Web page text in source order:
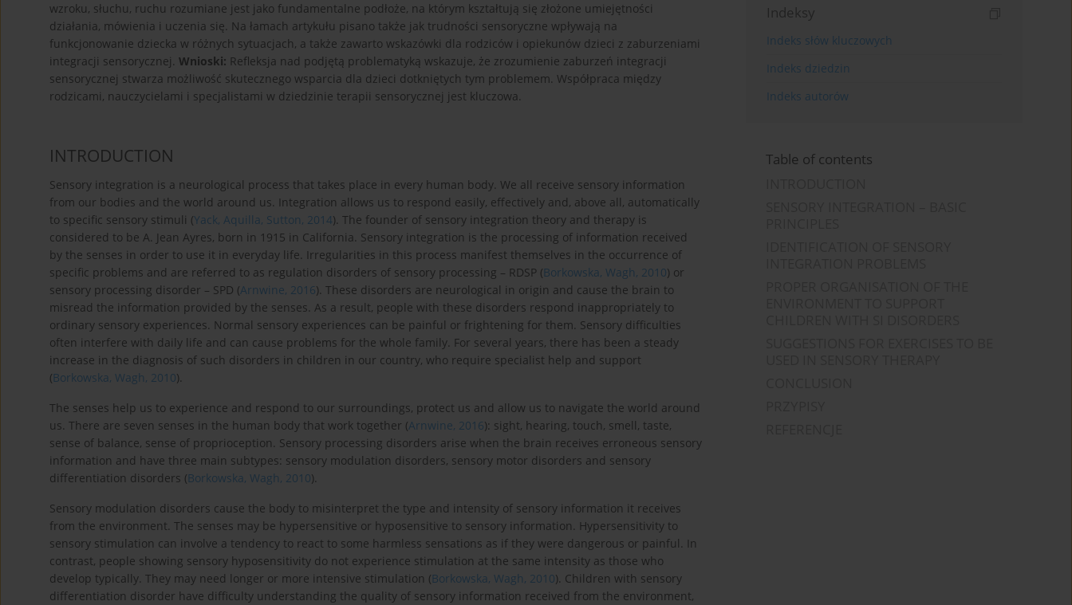
wzroku, słuchu, ruchu rozumiane jest jako fundamentalne podłoże, na którym kształtują się złożone umiejętności
działania, mówienia i uczenia się. Na łamach artykułu pisano także jak trudności sensoryczne wpływają na
funkcjonowanie dziecka w różnych sytuacjach, a także zawarto wskazówki dla rodziców i opiekunów dzieci z zaburzeniami
integracji sensorycznej. Wnioski: Refleksja nad podjętą problematyką wskazuje, że zrozumienie zaburzeń integracji
sensorycznej stwarza możliwość skutecznego wsparcia dla dzieci dotkniętych tym problemem. Współpraca między
rodzicami, nauczycielami i specjalistami w dziedzinie terapii sensorycznej jest kluczowa.
INTRODUCTION
Sensory integration is a neurological process that takes place in every human body. We all receive sensory information
from our bodies and the world around us. Integration allows us to respond easily, effectively and, above all, automatically
to specific sensory stimuli (Yack, Aquilla, Sutton, 2014). The founder of sensory integration theory and therapy is
considered to be A. Jean Ayres, born in 1915 in California. Sensory integration is the processing of information received
by the senses in order to use it in everyday life. Irregularities in this process manifest themselves in the occurrence of
specific problems and are referred to as regulation disorders of sensory processing – RDSP (Borkowska, Wagh, 2010) or
sensory processing disorder – SPD (Arnwine, 2016). These disorders are neurological in origin and cause the brain to
misread the information provided by the senses. As a result, people with these disorders respond inappropriately to
ordinary sensory experiences. Normal sensory experiences can be painful or frightening for them. Sensory difficulties
often interfere with daily life and can cause problems for the whole family. For several years, there has been a steady
increase in the diagnosis of such disorders in children in our country, who require specialist help and support
(Borkowska, Wagh, 2010).
The senses help us to experience and respond to our surroundings, protect us and allow us to navigate the world around
us. There are seven senses in the human body that work together (Arnwine, 2016): sight, hearing, touch, smell, taste,
sense of balance, sense of proprioception. Sensory processing disorders arise when the brain receives erroneous sensory
information and have three main subtypes: sensory modulation disorders, sensory motor disorders and sensory
differentiation disorders (Borkowska, Wagh, 2010).
Sensory modulation disorders cause the body to misinterpret the type and intensity of sensory information it receives
from the environment. The senses may be hypersensitive or hyposensitive to sensory information. Hypersensitivity to
sensory stimulation can involve a tendency to react to some harmless sensations as if they were dangerous or painful. In
contrast, people showing sensory hyposensitivity do not experience stimulation at the same intensity as those who
develop typically. They may need longer or more intensive stimulation (Borkowska, Wagh, 2010). Children with sensory
differentiation disorder have difficulty understanding the quality of sensory information received from the environment,
Indeksy
Indeks słów kluczowych
Indeks dziedzin
Indeks autorów
Table of contents